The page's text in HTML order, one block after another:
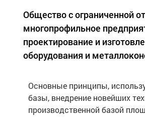
Общество с ограниченной
многопрофильное
проектирование и
оборудования и
Основные принципы,
базы, внедрение новейших
производственной базой